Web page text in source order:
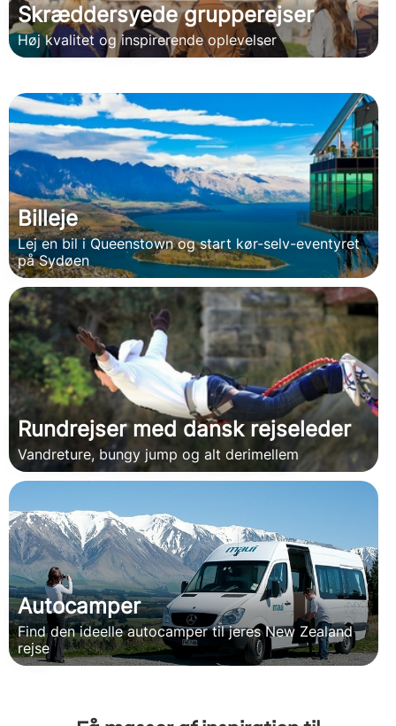
Skræddersyede grupperejser
Høj kvalitet og inspirerende oplevelser
Billeje
Lej en bil i Queenstown og start kør-selv-eventyret
på Sydøen
Rundrejser med dansk rejseleder
Vandreture, bungy jump og alt derimellem
Autocamper
Find den ideelle autocamper til jeres New Zealand
rejse